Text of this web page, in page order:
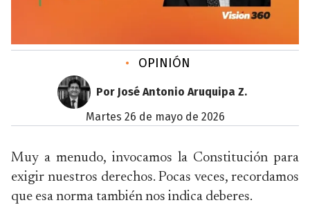
• OPINIÓN
Por José Antonio Aruquipa Z.
martes 26 de mayo de 2026
Muy a menudo, invocamos la Constitución para
exigir nuestros derechos. Pocas veces, recordamos
que esa norma también nos indica deberes.